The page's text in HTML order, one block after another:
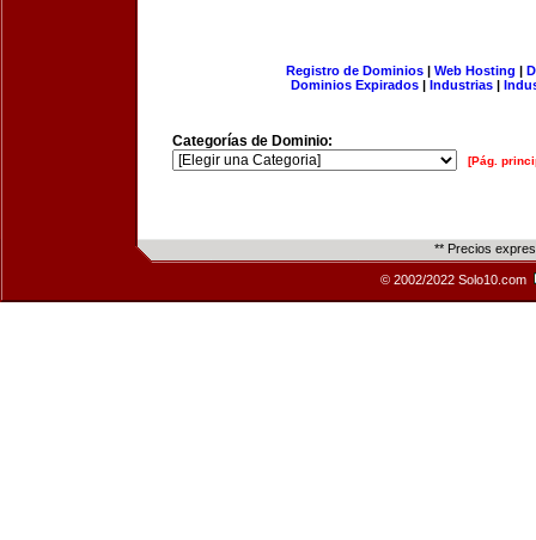
Registro de Dominios| Web Hosting |
Dominios Expirados | Industrias |
Categorías de Dominio:
[Pág.
** Precios
© 2002/2022 Solo10.com